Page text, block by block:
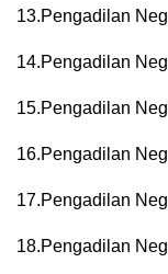
13.Pengadilan
14.Pengadilan
15.Pengadilan
16.Pengadilan
17.Pengadilan
18.Pengadilan